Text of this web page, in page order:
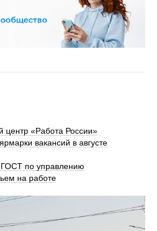
центр «Работа России»
вакансий в августе
ГОСТ по управлению
на работе